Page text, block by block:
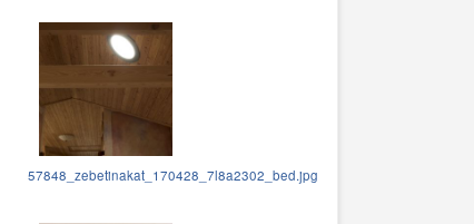
57848_zebetinakat_170428_7l8a2302_bed.jpg